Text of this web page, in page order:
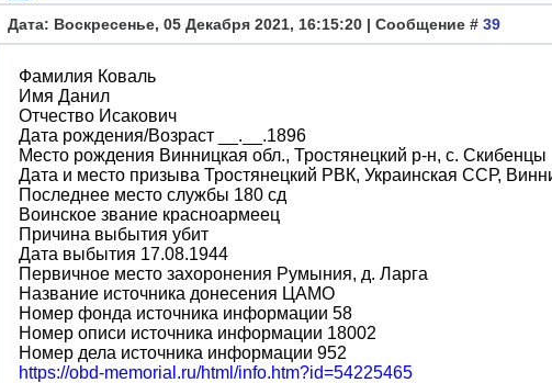
Дата: Воскресенье, 05 Декабря 2021, 16:15:20 | Сообщение # 39
Фамилия Коваль
Имя Данил
Отчество Исакович
Дата рождения/Возраст __.__.1896
Место рождения Винницкая обл., Тростянецкий р-н, с. Скибенцы
Дата и место призыва Тростянецкий РВК, Украинская ССР,
Последнее место службы 180 сд
Воинское звание красноармеец
Причина выбытия убит
Дата выбытия 17.08.1944
Первичное место захоронения Румыния, д. Ларга
Название источника донесения ЦАМО
Номер фонда источника информации 58
Номер описи источника информации 18002
Номер дела источника информации 952
https://obd-memorial.ru/html/info.htm?id=54225465